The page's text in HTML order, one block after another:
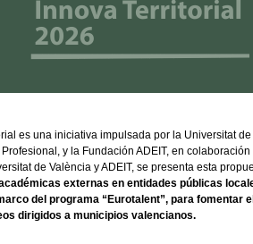
es una iniciativa impulsada por la Universitat
y la Fundación ADEIT, en
de València y ADEIT, se presenta esta
externas en entidades públicas
del programa “Eurotalent”, para
dirigidos a municipios valencianos.